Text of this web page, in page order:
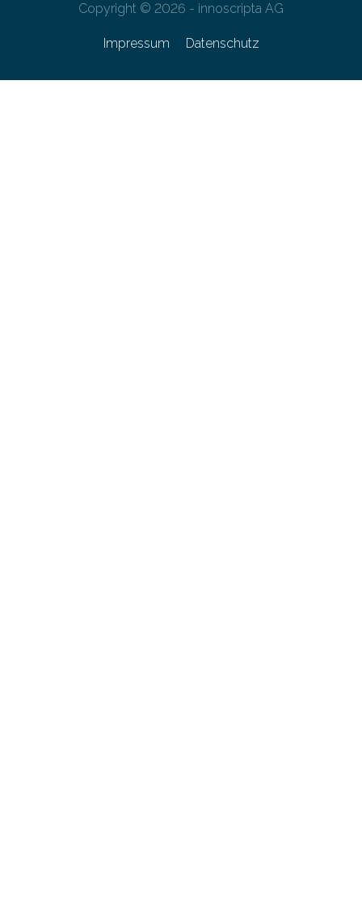
Copyright © 2026 - innoscripta AG
Impressum Datenschutz